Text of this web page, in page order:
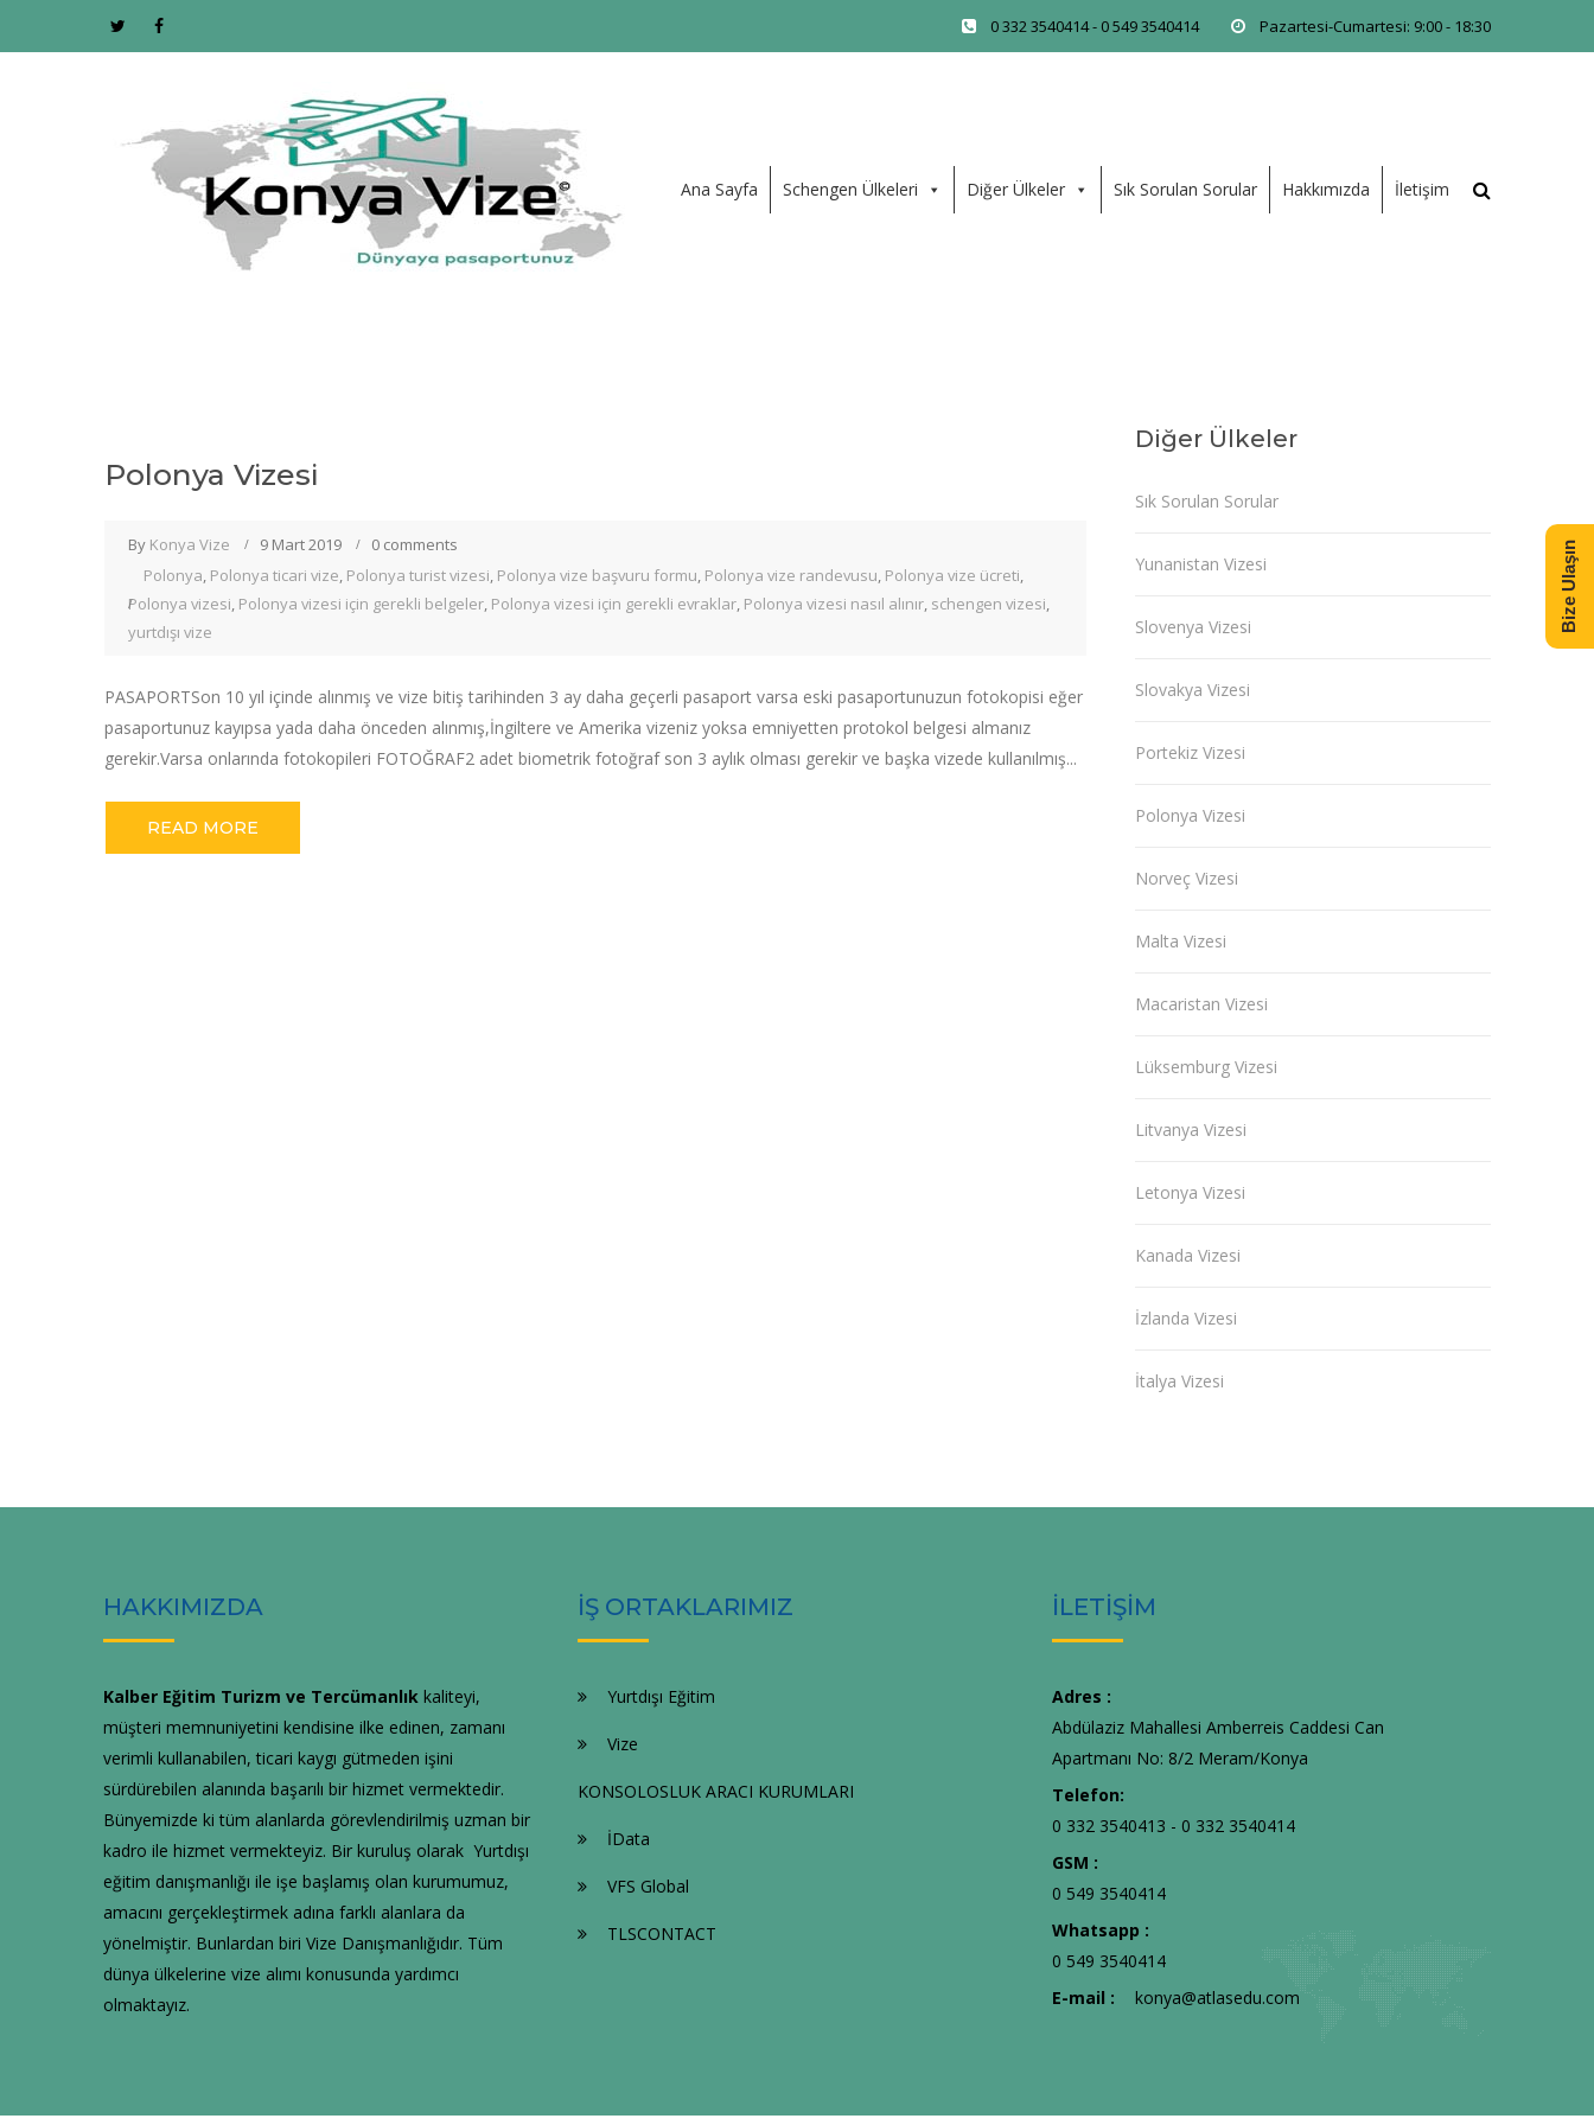
0 332 3540414 - 0 549 3540414 Pazartesi-Cumartesi: 9:00 - 18:30
Ana Sayfa Schengen Ülkeleri Diğer Ülkeler Sık Sorulan Sorular Hakkımızda İletişim
Polonya Vizesi
By Konya Vize 9 Mart 2019
0 comments
Polonya, Polonya ticari vize, Polonya turist vizesi, Polonya vize başvuru formu, Polonya vize randevusu, Polonya vize ücreti,
Polonya vizesi, Polonya vizesi için gerekli belgeler, Polonya vizesi için gerekli evraklar, Polonya vizesi nasıl alınır, schengen vizesi,
yurtdışı vize
PASAPORTSon 10 yıl içinde alınmış ve vize bitiş tarihinden 3 ay daha geçerli pasaport varsa eski pasaportunuzun fotokopisi eğer
pasaportunuz kayıpsa yada daha önceden alınmış,İngiltere ve Amerika vizeniz yoksa emniyetten protokol belgesi almanız
gerekir.Varsa onlarında fotokopileri FOTOĞRAF2 adet biometrik fotoğraf son 3 aylık olması gerekir ve başka vizede kullanılmış...
READ MORE
Diğer Ülkeler
Sık Sorulan Sorular
Yunanistan Vizesi
Slovenya Vizesi
Slovakya Vizesi
Portekiz Vizesi
Polonya Vizesi
Norveç Vizesi
Malta Vizesi
Macaristan Vizesi
Lüksemburg Vizesi
Litvanya Vizesi
Letonya Vizesi
Kanada Vizesi
İzlanda Vizesi
İtalya Vizesi
HAKKIMIZDA
Kalber Eğitim Turizm ve Tercümanlık kaliteyi,
müşteri memnuniyetini kendisine ilke edinen, zamanı
verimli kullanabilen, ticari kaygı gütmeden işini
sürdürebilen alanında başarılı bir hizmet vermektedir.
Bünyemizde ki tüm alanlarda görevlendirilmiş uzman bir
kadro ile hizmet vermekteyiz. Bir kuruluş olarak Yurtdışı
eğitim danışmanlığı ile işe başlamış olan kurumumuz,
amacını gerçekleştirmek adına farklı alanlara da
yönelmiştir. Bunlardan biri Vize Danışmanlığıdır. Tüm
dünya ülkelerine vize alımı konusunda yardımcı
olmaktayız.
İŞ ORTAKLARIMIZ
Yurtdışı Eğitim
Vize
KONSOLOSLUK ARACI KURUMLARI
İData
VFS Global
TLSCONTACT
İLETİŞİM
Adres :
Abdülaziz Mahallesi Amberreis Caddesi Can
Apartmanı No: 8/2 Meram/Konya
Telefon:
0 332 3540413 - 0 332 3540414
GSM :
0 549 3540414
Whatsapp :
0 549 3540414
E-mail :
konya@atlasedu.com
Bize Ulaşın